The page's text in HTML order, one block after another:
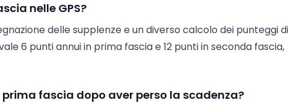
nelle GPS?
delle supplenze e un diverso calcolo dei punteggi di
6 punti annui in prima fascia e 12 punti in seconda fascia,
fascia dopo aver perso la scadenza?